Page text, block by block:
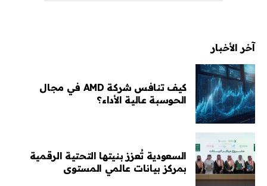
آخر الأخبار
كيف تنافس شركة AMD في مجال
الحوسبة عالية الأداء؟
السعودية تُعزز بنيتها التحتية الرقمية
بمركز بيانات عالمي المستوى